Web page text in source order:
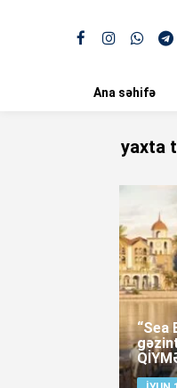
Ana səhifə
yaxta
“Sea